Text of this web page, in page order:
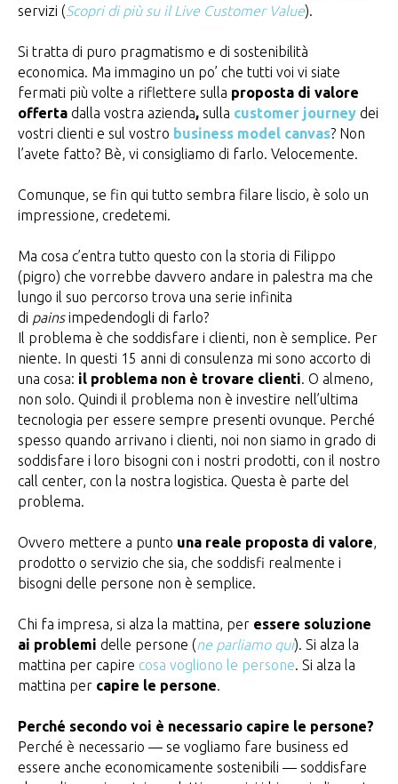
servizi (Scopri di più su il Live Customer Value).
Si tratta di puro pragmatismo e di sostenibilità
economica. Ma immagino un po’ che tutti voi vi siate
fermati più volte a riflettere sulla proposta di valore
offerta dalla vostra azienda, sulla customer journey dei
vostri clienti e sul vostro business model canvas? Non
l’avete fatto? Bè, vi consigliamo di farlo. Velocemente.
Comunque, se fin qui tutto sembra filare liscio, è solo un
impressione, credetemi.
Ma cosa c’entra tutto questo con la storia di Filippo
(pigro) che vorrebbe davvero andare in palestra ma che
lungo il suo percorso trova una serie infinita
di painsimpedendogli di farlo?
Il problema è che soddisfare i clienti, non è semplice. Per
niente. In questi 15 anni di consulenza mi sono accorto di
una cosa: il problema non è trovare clienti . O almeno,
non solo. Quindi il problema non è investire nell’ultima
tecnologia per essere sempre presenti ovunque. Perché
spesso quando arrivano i clienti, noi non siamo in grado di
soddisfare i loro bisogni con i nostri prodotti, con il nostro
call center, con la nostra logistica. Questa è parte del
problema.
Ovvero mettere a punto una reale proposta di valore
prodotto o servizio che sia, che soddisfi realmente i
bisogni delle persone non è semplice.
Chi fa impresa, si alza la mattina, per essere soluzione
ai problemi delle persone (ne parliamo qui). Si alza la
mattina per capire cosa vogliono le persone . Si alza la
mattina per capire le persone
Perché secondo voi è necessario capire le persone?
Perché è necessario — se vogliamo fare business ed
essere anche economicamente sostenibili — soddisfare